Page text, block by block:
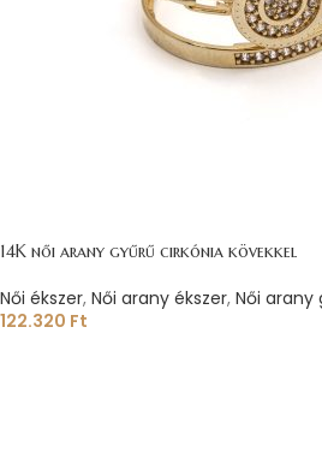
14K női arany gyűrű cirkónia kövekkel
Női ékszer, Női arany ékszer, Női arany
122.320 Ft